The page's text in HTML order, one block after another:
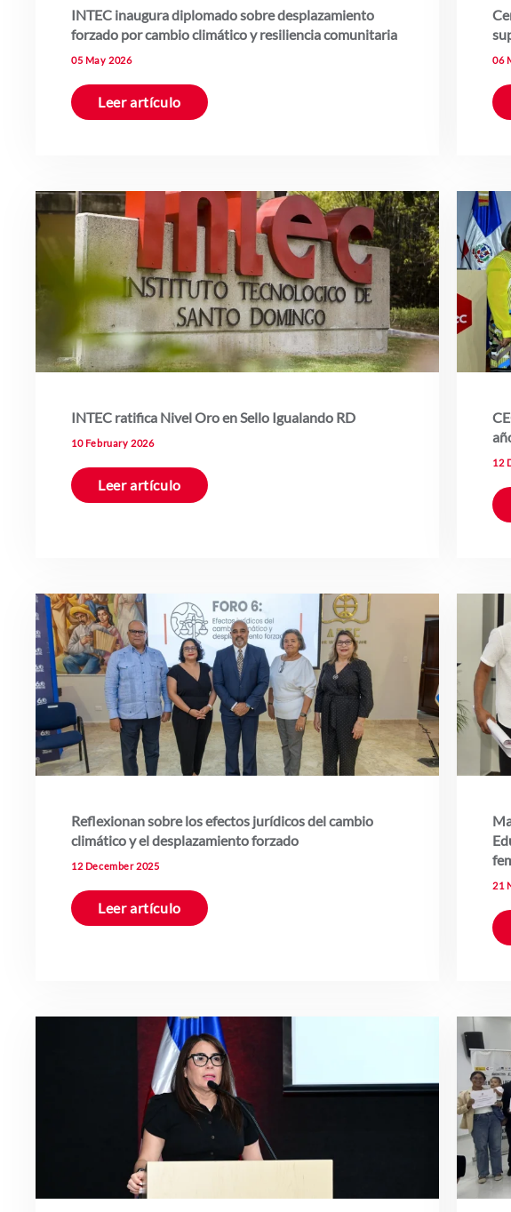
INTEC inaugura diplomado sobre desplazamiento
forzado por cambio climático y resiliencia comunitaria
05 May 2026
Leer artículo
06
INTEC ratifica Nivel Oro en Sello Igualando RD
10 February 2026
Leer artículo
12
Reflexionan sobre los efectos jurídicos del cambio
climático y el desplazamiento forzado
12 December 2025
Leer artículo
21